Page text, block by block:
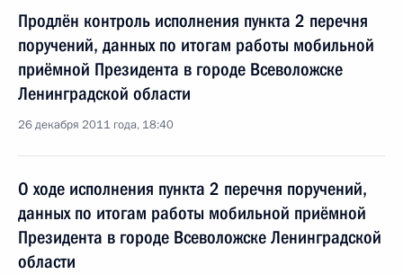
Продлён контроль исполнения пункта 2 перечня
поручений, данных по итогам работы мобильной
приёмной Президента в городе Всеволожске
Ленинградской области
26 декабря 2011 года, 18:40
О ходе исполнения пункта 2 перечня поручений,
данных по итогам работы мобильной приёмной
Президента в городе Всеволожске Ленинградской
области